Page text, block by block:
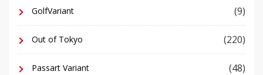
GolfVariant (9)
Out of Tokyo (220)
Passart Variant (48)